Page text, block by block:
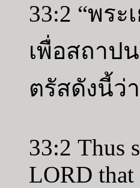
33:2 “พร
เพื่อสถาป
ตรัสดังนี้ว่า
33:2 Thus
LORD